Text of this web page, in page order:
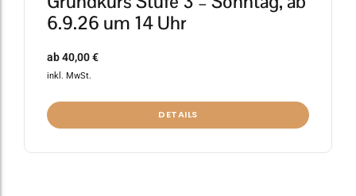
6.9.26 um 14 Uhr
ab40,00€
inkl. MwSt.
DETAILS